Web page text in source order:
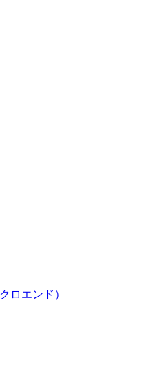
ロエンド）